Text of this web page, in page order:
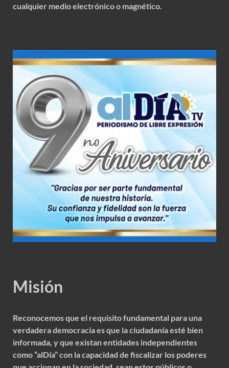
cualquier medio electrónico o magnético.
Misión
Reconocemos que el requisito fundamental para una
verdadera democracia es que la ciudadanía esté bien
informada, y que existan entidades independientes
como “alDía” con la capacidad de fiscalizar los poderes